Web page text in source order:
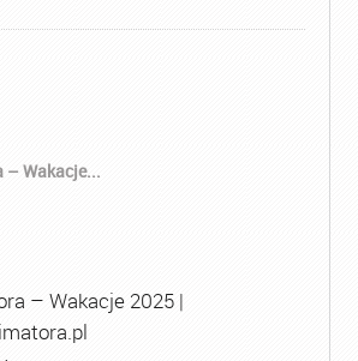
– Wakacje...
– Wakacje 2025 |